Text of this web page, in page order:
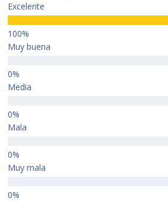
Excelente
Muy buena
Media
Mala
Muy mala